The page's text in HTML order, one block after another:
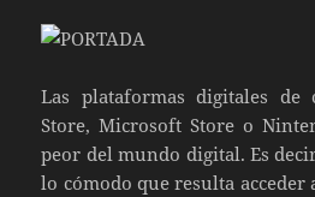
Las plataformas digitales de
Store, Microsoft Store o
peor del mundo digital. Es
lo cómodo que resulta acceder